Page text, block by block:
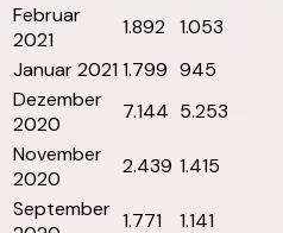
Februar
2021
1.892 1.053
Januar 20211.799 945
Dezember
2020
7.144 5.253
November
2020
2.439 1.415
September 1.771 1.141